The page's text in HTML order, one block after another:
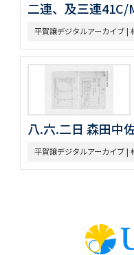
二連、及三連41C/
平賀譲デジタルアーカイブ |
八.六.二日 森田中
平賀譲デジタルアーカイブ |